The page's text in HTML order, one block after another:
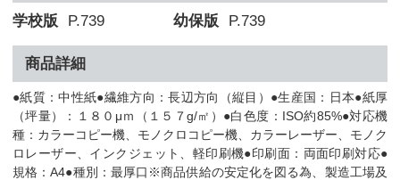
学校版 P.739 幼保版 P.739
商品詳細
●紙質：中性紙●繊維方向：長辺方向（縦目）●生産国：日本●紙厚
（坪量）：１８０μｍ（１５７g/㎡）●白色度：ISO約85%●対応機
種：カラーコピー機、モノクロコピー機、カラーレーザー、モノク
ロレーザー、インクジェット、軽印刷機●印刷面：両面印刷対応●
規格：A4●種別：最厚口※商品供給の安定化を図る為、製造工場及